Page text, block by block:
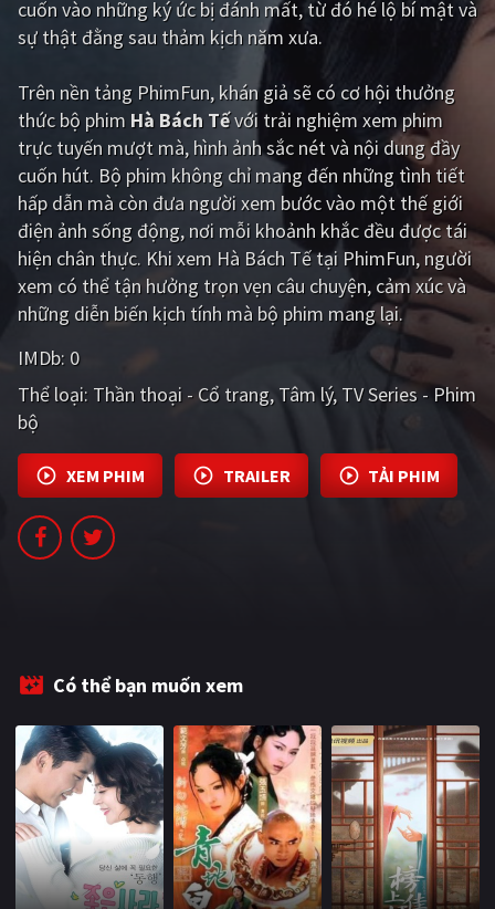
Giật gân Gia đình
Bí ẩn Lịch sử
Viễn Tây Tiểu sử
GameShow DramaTV
QUỐC GIA
Âu - Mỹ Trung Quốc - Hồng Kông
Hàn Quốc Nhật Bản
Ấn Độ
Tổng hợp
CẬP NHẬT
PHIM MỚI
PHIM BỘ
TUYỂN TẬP PHIM
BLOG
cuốn vào những ký ức bị đánh mất, từ đó hé lộ bí mật và
sự thật đằng sau thảm kịch năm xưa.
Trên nền tảng PhimFun, khán giả sẽ có cơ hội thưởng
thức bộ phim Hà Bách Tếvới trải nghiệm xem phim
trực tuyến mượt mà, hình ảnh sắc nét và nội dung đầy
cuốn hút. Bộ phim không chỉ mang đến những tình tiết
hấp dẫn mà còn đưa người xem bước vào một thế giới
điện ảnh sống động, nơi mỗi khoảnh khắc đều được tái
hiện chân thực. Khi xem Hà Bách Tế tại PhimFun, người
xem có thể tận hưởng trọn vẹn câu chuyện, cảm xúc và
những diễn biến kịch tính mà bộ phim mang lại.
IMDb: 0
Thể loại: Thần thoại - Cổ trang Tâm lý TV Series - Phim
bộ
XEM PHIM TRAILER TẢI PHIM
Có thể bạn muốn xem